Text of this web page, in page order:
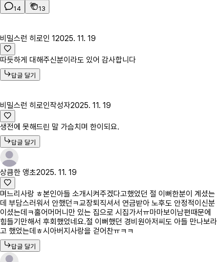
14 13
비밀스런 히로인 12025. 11. 19
따듯하게 대해주신분이라도 있어 감사합니다
답글 달기
비밀스런 히로인작성자2025. 11. 19
생전에 못해드린 말 가슴치며 한이되요.
답글 달기
상큼한 앵초2025. 11. 19
며느리사랑 ㅎ본인아들 소개시켜주겠다고했었던 절 이뻐한분이 계셨는
데 부담스러워서 안했던ㅋ교장퇴직셔서 연금받아 노후도 안정적이신분
이셨는데ㅋ홀어머머니만 있는 집으로 시집가서ㅠ마마보이남편때문에
힘들기만해서 후회했었네요.절 이뻐했던 경비원아저씨도 아들 만나보라
고 했었는데ㅎ시아버지사랑을 걷어찬ㅠㅋㅋ
답글 달기